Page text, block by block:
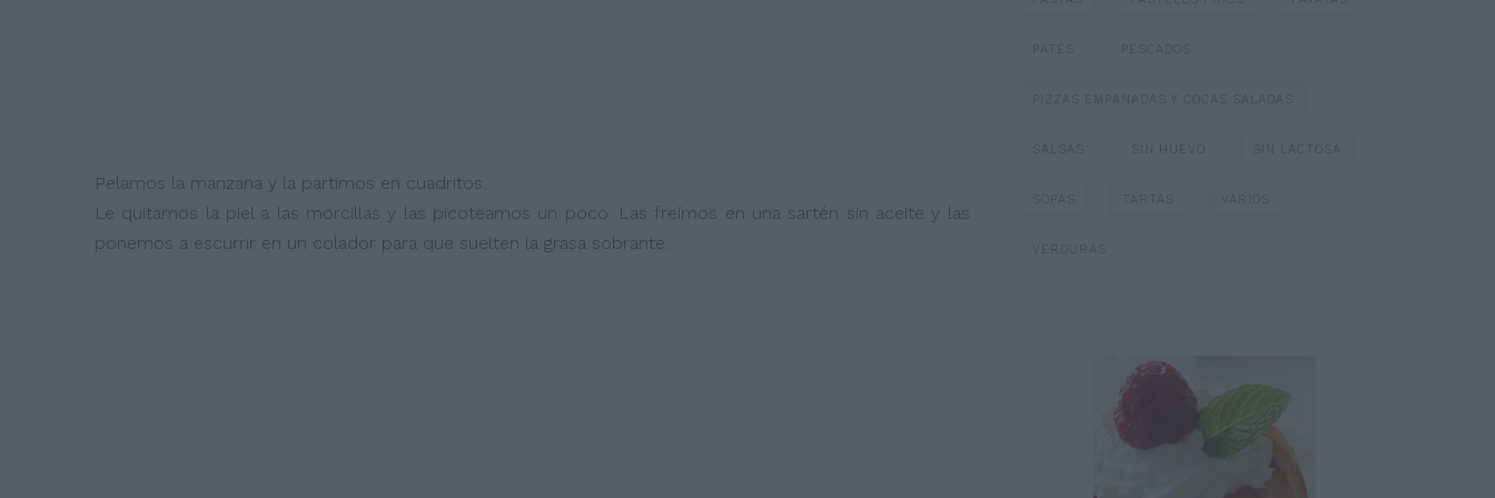
Pelamos la manzana y la partimos en cuadritos.
Le quitamos la piel a las morcillas y las picoteamos un poco. Las freímos en una sartén sin aceite y las
ponemos a escurrir en un colador para que suelten la grasa sobrante.
PATÉS PESCADOS
PIZZAS EMPANADAS Y COCAS SALADAS
SALSAS SIN HUEVO SIN LACTOSA
SOPAS TARTAS VARIOS
VERDURAS